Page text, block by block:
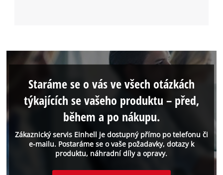
Zákaznický servis Einhell je dostupný přímo po telefonu či
e-mailu. Postaráme se o vaše požadavky, dotazy k
produktu, náhradní díly a opravy.
Staráme se o vás ve všech otázkách
týkajících se vašeho produktu – před,
během a po nákupu.